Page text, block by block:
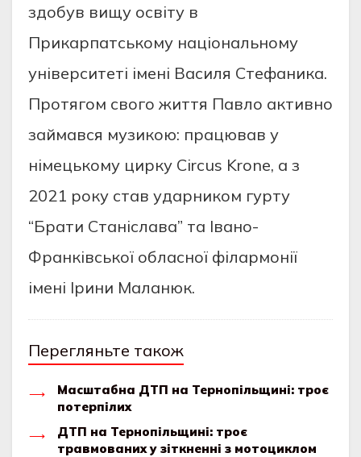
здобув вищу освіту в
Прикарпатському національному
університеті імені Василя Стефаника.
Протягом свого життя Павло активно
займався музикою: працював у
німецькому цирку Circus Krone, а з
2021 року став ударником гурту
“Брати Станіслава” та Івано-
Франківської обласної філармонії
імені Ірини Маланюк.
Перегляньте також
Масштабна ДТП на Тернопільщині: троє
потерпілих
ДТП на Тернопільщині: троє
травмованих у зіткненні з мотоциклом